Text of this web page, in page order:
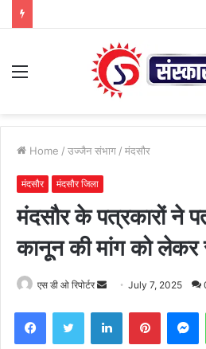
Menu
Home / उज्जैन संभाग / मंदसौर
मंदसौर मंदसौर जिला
मंदसौर के पत्रकारों ने
कानूून की मांग को लेकर
एस डी ओ रिपोर्टर
Send July 7, 2025
FacebookTwitter LinkedInPinterest